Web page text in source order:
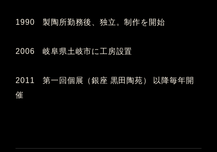
1990 製陶所勤務後、独立。制作を開始
2006 岐阜県土岐市に工房設置
2011 第一回個展（銀座 黒田陶苑） 以降毎年開
催